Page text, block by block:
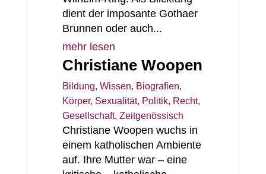
dient der imposante Gothaer
Brunnen oder auch...
mehr lesen
Christiane Woopen
Bildung, Wissen, Biografien,
Körper, Sexualität, Politik, Recht,
Gesellschaft,Zeitgenössisch
Christiane Woopen wuchs in
einem katholischen Ambiente
auf. Ihre Mutter war – eine